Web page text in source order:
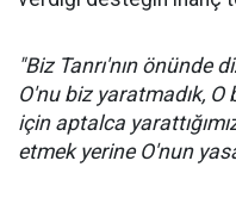
"Biz Tanrı'nın önünde
O'nu biz yaratmadık,
için aptalca
etmek yerine O'nun